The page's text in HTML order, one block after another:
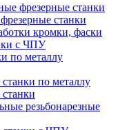
фрезерные станки
станки
кромки, фаски
с ЧПУ
по металлу
по металлу
резьбонарезные